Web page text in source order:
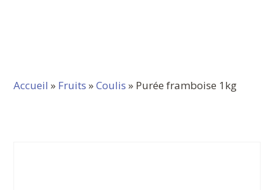
Accueil » Fruits »Coulis » Purée framboise 1kg